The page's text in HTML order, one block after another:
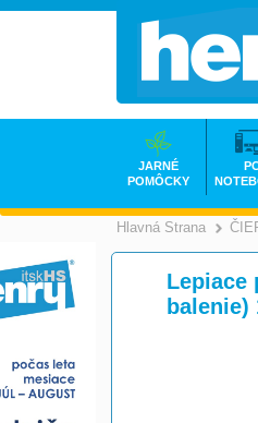
Hlavná Strana
Lepiace
balenie)
JARNÉ
POMÔCKY